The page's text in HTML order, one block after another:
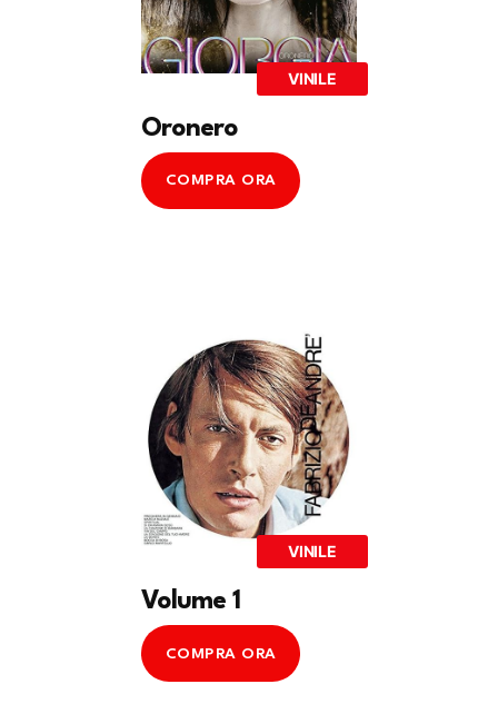
VINILE
Oronero
COMPRA ORA
VINILE
Volume 1
COMPRA ORA